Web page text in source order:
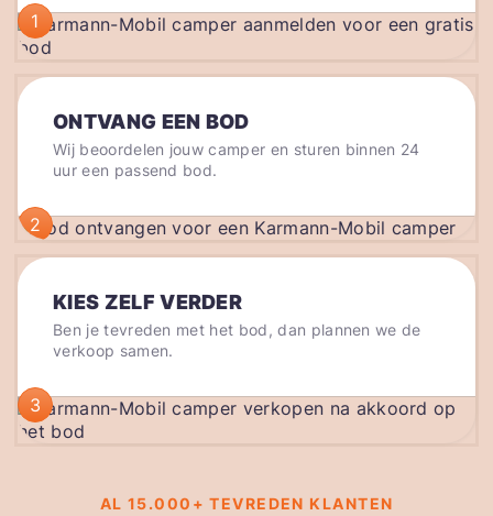
1
ONTVANG EEN BOD
Wij beoordelen jouw camper en sturen binnen 24
uur een passend bod.
2
KIES ZELF VERDER
Ben je tevreden met het bod, dan plannen we de
verkoop samen.
3
AL 15.000+ TEVREDEN KLANTEN